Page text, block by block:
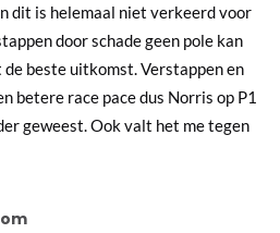
dit is helemaal niet verkeerd voor
door schade geen pole kan
beste uitkomst. Verstappen en
betere race pace dus Norris op P1
geweest. Ook valt het me tegen